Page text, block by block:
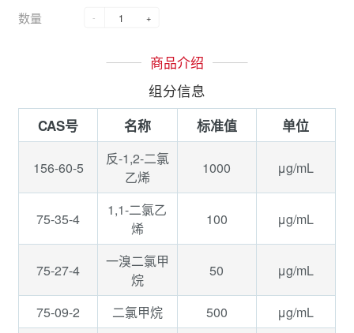
数量 - +
商品介绍
组分信息
CAS号 名称 标准值 单位
156-60-5
反-1,2-二氯
乙烯
1000 μg/mL
75-35-4
1,1-二氯乙
烯
100 μg/mL
75-27-4
一溴二氯甲
烷
50 μg/mL
75-09-2 二氯甲烷 500
μg/mL